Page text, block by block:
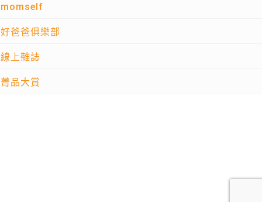
momself
好爸爸俱樂部
線上雜誌
菁品大賞